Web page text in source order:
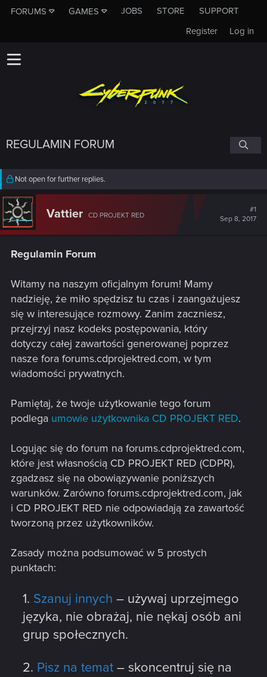
FORUMS GAMES JOBS STORE
SUPPORT
Log in
Register
REGULAMIN FORUM
Not open for further replies.
Vattier CD PROJEKT RED
#1
Sep 8, 2017
Regulamin Forum
Witamy na naszym oficjalnym forum! Mamy
nadzieję, że miło spędzisz tu czas i zaangażujesz
się w interesujące rozmowy. Zanim zaczniesz,
przejrzyj nasz kodeks postępowania, który
dotyczy całej zawartości generowanej poprzez
nasze fora forums.cdprojektred.com, w tym
wiadomości prywatnych.
Pamiętaj, że twoje użytkowanie tego forum
podlega umowie użytkownika CD PROJEKT RED.
Logując się do forum na forums.cdprojektred.com,
które jest własnością CD PROJEKT RED (CDPR),
zgadzasz się na obowiązywanie poniższych
warunków. Zarówno forums.cdprojektred.com, jak
i CD PROJEKT RED nie odpowiadają za zawartość
tworzoną przez użytkowników.
Zasady można podsumować w 5 prostych
punktach:
1. Szanuj innych – używaj uprzejmego
języka, nie obrażaj, nie nękaj osób ani
grup społecznych.
2. Pisz na temat – skoncentruj się na